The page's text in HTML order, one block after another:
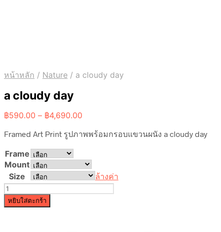
หน้าหลัก / Nature / a cloudy day
a cloudy day
฿590.00 – ฿4,690.00
฿590.00
Framed Art Print รูปภาพพร้อมกรอบแขวนผนัง a cloudy day
Frame
Mount
Size
ล้างค่า
จำนวน
cloudy
หยิบใส่ตะกร้า